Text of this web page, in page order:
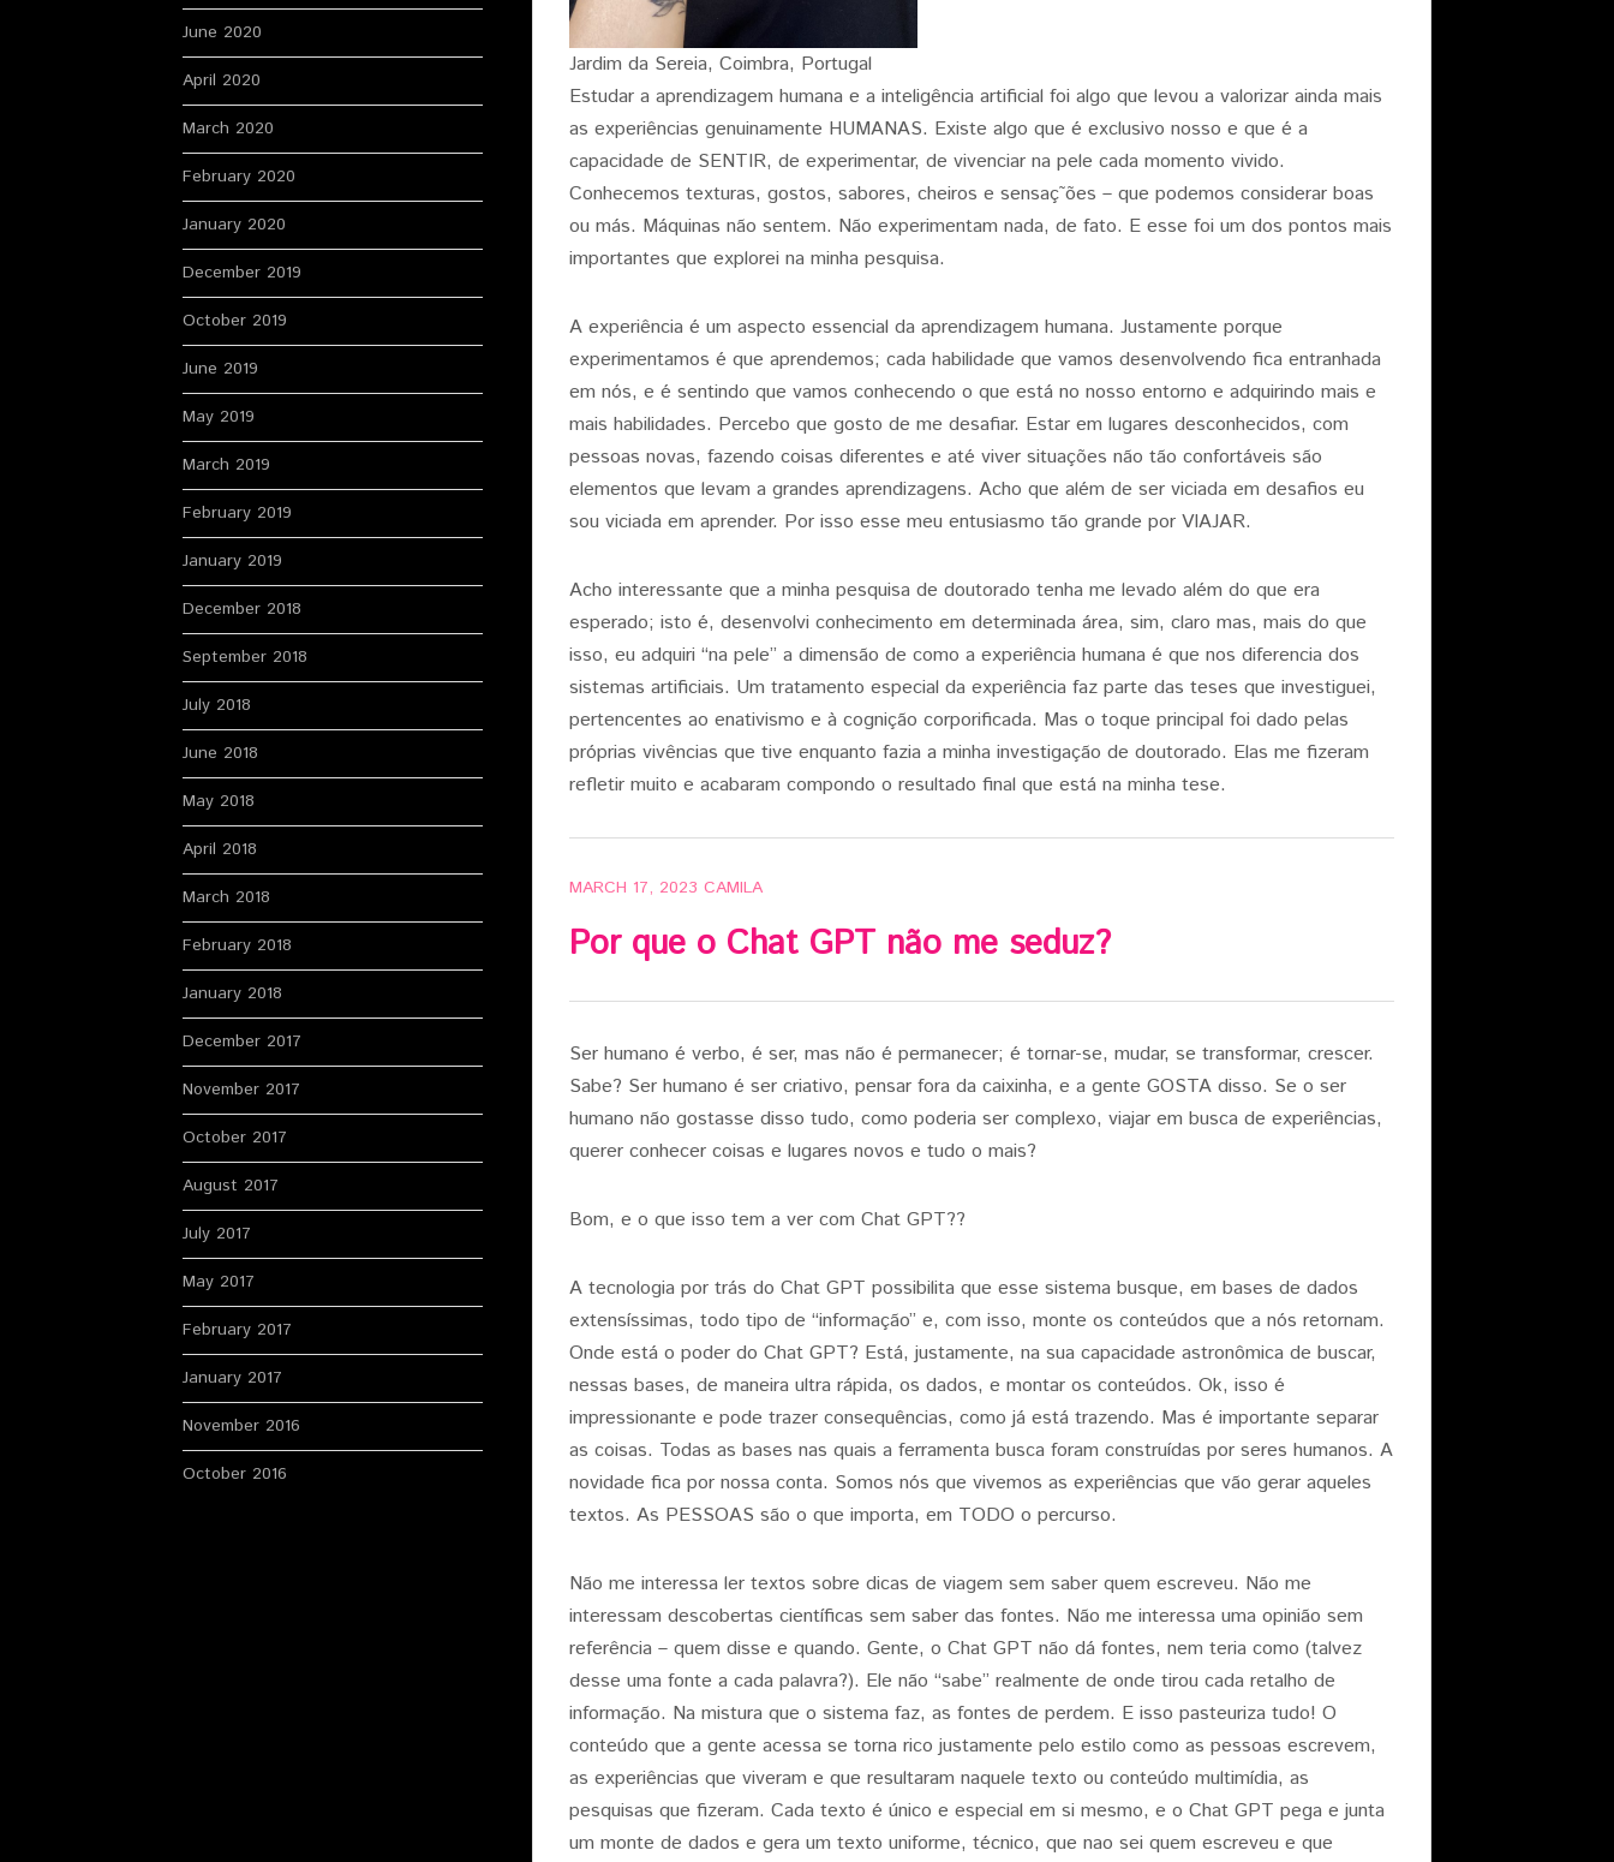
Jardim da Sereia, Coimbra, Portugal
Estudar a aprendizagem humana e a inteligência artificial foi algo que levou a valorizar ainda mais
as experiências genuinamente HUMANAS. Existe algo que é exclusivo nosso e que é a
capacidade de SENTIR, de experimentar, de vivenciar na pele cada momento vivido.
Conhecemos texturas, gostos, sabores, cheiros e sensaç˜ões – que podemos considerar boas
ou más. Máquinas não sentem. Não experimentam nada, de fato. E esse foi um dos pontos mais
importantes que explorei na minha pesquisa.
A experiência é um aspecto essencial da aprendizagem humana. Justamente porque
experimentamos é que aprendemos; cada habilidade que vamos desenvolvendo fica entranhada
em nós, e é sentindo que vamos conhecendo o que está no nosso entorno e adquirindo mais e
mais habilidades. Percebo que gosto de me desafiar. Estar em lugares desconhecidos, com
pessoas novas, fazendo coisas diferentes e até viver situações não tão confortáveis são
elementos que levam a grandes aprendizagens. Acho que além de ser viciada em desafios eu
sou viciada em aprender. Por isso esse meu entusiasmo tão grande por VIAJAR.
Acho interessante que a minha pesquisa de doutorado tenha me levado além do que era
esperado; isto é, desenvolvi conhecimento em determinada área, sim, claro mas, mais do que
isso, eu adquiri “na pele” a dimensão de como a experiência humana é que nos diferencia dos
sistemas artificiais. Um tratamento especial da experiência faz parte das teses que investiguei,
pertencentes ao enativismo e à cognição corporificada. Mas o toque principal foi dado pelas
próprias vivências que tive enquanto fazia a minha investigação de doutorado. Elas me fizeram
refletir muito e acabaram compondo o resultado final que está na minha tese.
MARCH 17, 2023 CAMILA
Por que o Chat GPT não me seduz?
Ser humano é verbo, é ser, mas não é permanecer; é tornar-se, mudar, se transformar, crescer.
Sabe? Ser humano é ser criativo, pensar fora da caixinha, e a gente GOSTA disso. Se o ser
humano não gostasse disso tudo, como poderia ser complexo, viajar em busca de experiências,
querer conhecer coisas e lugares novos e tudo o mais?
Bom, e o que isso tem a ver com Chat GPT??
A tecnologia por trás do Chat GPT possibilita que esse sistema busque, em bases de dados
extensíssimas, todo tipo de “informação” e, com isso, monte os conteúdos que a nós retornam.
Onde está o poder do Chat GPT? Está, justamente, na sua capacidade astronômica de buscar,
nessas bases, de maneira ultra rápida, os dados, e montar os conteúdos. Ok, isso é
impressionante e pode trazer consequências, como já está trazendo. Mas é importante separar
as coisas. Todas as bases nas quais a ferramenta busca foram construídas por seres humanos. A
novidade fica por nossa conta. Somos nós que vivemos as experiências que vão gerar aqueles
textos. As PESSOAS são o que importa, em TODO o percurso.
Não me interessa ler textos sobre dicas de viagem sem saber quem escreveu. Não me
interessam descobertas científicas sem saber das fontes. Não me interessa uma opinião sem
referência – quem disse e quando. Gente, o Chat GPT não dá fontes, nem teria como (talvez
desse uma fonte a cada palavra?). Ele não “sabe” realmente de onde tirou cada retalho de
informação. Na mistura que o sistema faz, as fontes de perdem. E isso pasteuriza tudo! O
conteúdo que a gente acessa se torna rico justamente pelo estilo como as pessoas escrevem,
as experiências que viveram e que resultaram naquele texto ou conteúdo multimídia, as
pesquisas que fizeram. Cada texto é único e especial em si mesmo, e o Chat GPT pega e junta
um monte de dados e gera um texto uniforme, técnico, que nao sei quem escreveu e que
June 2020
April 2020
March 2020
February 2020
January 2020
December 2019
October 2019
June 2019
May 2019
March 2019
February 2019
January 2019
December 2018
September 2018
July 2018
June 2018
May 2018
April 2018
March 2018
February 2018
January 2018
December 2017
November 2017
October 2017
August 2017
July 2017
May 2017
February 2017
January 2017
November 2016
October 2016